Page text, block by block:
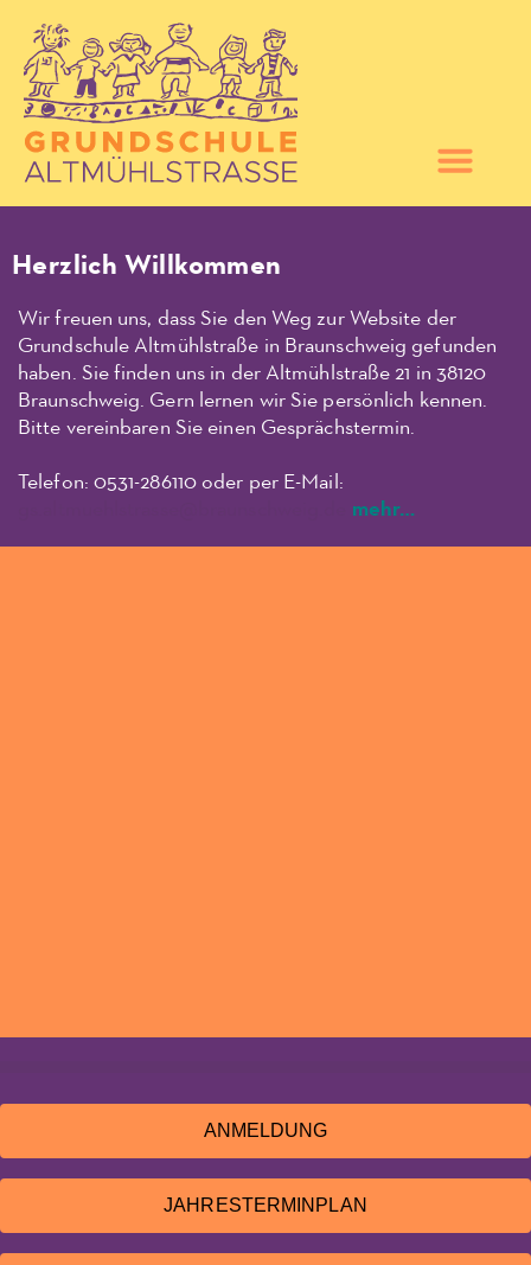
Herzlich Willkommen
Wir freuen uns, dass Sie den Weg zur Website der
Grundschule Altmühlstraße in Braunschweig gefunden
haben. Sie finden uns in der Altmühlstraße 21 in 38120
Braunschweig. Gern lernen wir Sie persönlich kennen.
Bitte vereinbaren Sie einen Gesprächstermin.
Telefon: 0531-286110 oder per E-Mail:
mehr…
ANMELDUNG
JAHRESTERMINPLAN